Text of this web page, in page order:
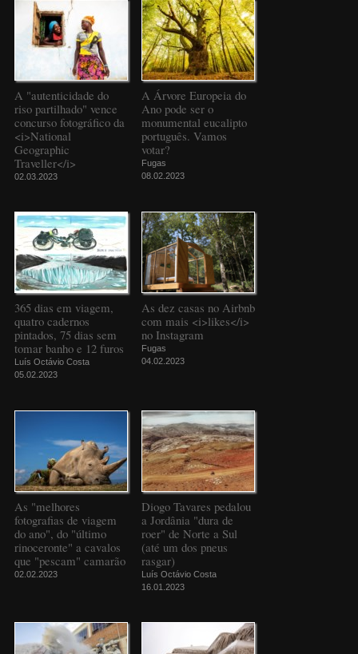
A "autenticidade do
riso partilhado" vence
concurso fotográfico da
<i>National
Geographic
Traveller</i>
02.03.2023
A Árvore Europeia do
Ano pode ser o
monumental eucalipto
português. Vamos
votar?
Fugas
08.02.2023
365 dias em viagem,
quatro cadernos
pintados, 75 dias sem
tomar banho e 12 furos
Luís Octávio Costa
05.02.2023
As dez casas no Airbnb
com mais <i>likes</i>
no Instagram
Fugas
04.02.2023
As "melhores
fotografias de viagem
do ano", do "último
rinoceronte" a cavalos
que "pescam" camarão
02.02.2023
Diogo Tavares pedalou
a Jordânia "dura de
roer" de Norte a Sul
(até um dos pneus
rasgar)
Luís Octávio Costa
16.01.2023